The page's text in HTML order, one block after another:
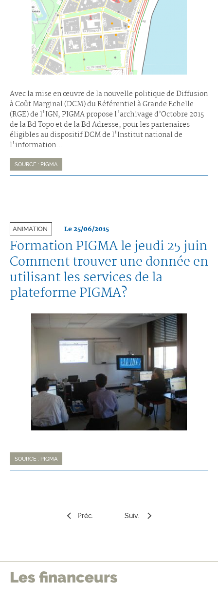
Avec la mise en œuvre de la nouvelle politique de Diffusion
à Coût Marginal (DCM) du Référentiel à Grande Echelle
(RGE) de l'IGN, PIGMA propose l'archivage d’Octobre 2015
de la Bd Topo et de la Bd Adresse, pour les partenaires
éligibles au dispositif DCM de l'Institut national de
l'information...
SOURCE : PIGMA
ANIMATION Le 25/06/2015
Formation PIGMA le jeudi 25 juin
Comment trouver une donnée en
utilisant les services de la
plateforme PIGMA?
SOURCE : PIGMA
Préc. Suiv.
Les financeurs